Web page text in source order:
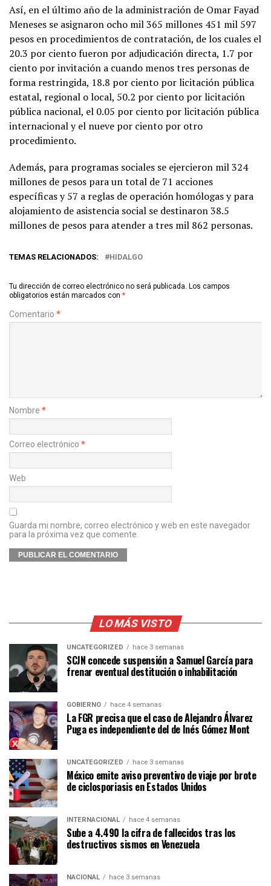
Así, en el último año de la administración de Omar Fayad
Meneses se asignaron ocho mil 365 millones 451 mil 597
pesos en procedimientos de contratación, de los cuales el
20.3 por ciento fueron por adjudicación directa, 1.7 por
ciento por invitación a cuando menos tres personas de
forma restringida, 18.8 por ciento por licitación pública
estatal, regional o local, 50.2 por ciento por licitación
pública nacional, el 0.05 por ciento por licitación pública
internacional y el nueve por ciento por otro
procedimiento.
Además, para programas sociales se ejercieron mil 324
millones de pesos para un total de 71 acciones
específicas y 57 a reglas de operación homólogas y para
alojamiento de asistencia social se destinaron 38.5
millones de pesos para atender a tres mil 862 personas.
TEMAS RELACIONADOS: HIDALGO
Tu dirección de correo electrónico no será publicada. Los campos
obligatorios están marcados con *
Comentario *
Nombre *
Correo electrónico *
Web
Guarda mi nombre, correo electrónico y web en este navegador
para la próxima vez que comente.
LO MÁS VISTO
UNCATEGORIZED hace 3 semanas
SCJN concede suspensión a Samuel García para
frenar eventual destitución o inhabilitación
GOBIERNO hace 4 semanas
La FGR precisa que el caso de Alejandro Álvarez
Puga es independiente del de Inés Gómez Mont
UNCATEGORIZED hace 3 semanas
México emite aviso preventivo de viaje por brote
de ciclosporiasis en Estados Unidos
INTERNACIONAL hace 4 semanas
Sube a 4.490 la cifra de fallecidos tras los
destructivos sismos en Venezuela
NACIONAL hace 3 semanas